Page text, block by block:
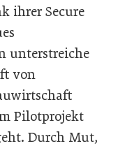
ihrer Secure
unterstreiche
von
Pilotprojekt
Durch Mut,